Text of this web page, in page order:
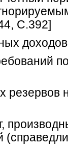
C.392]